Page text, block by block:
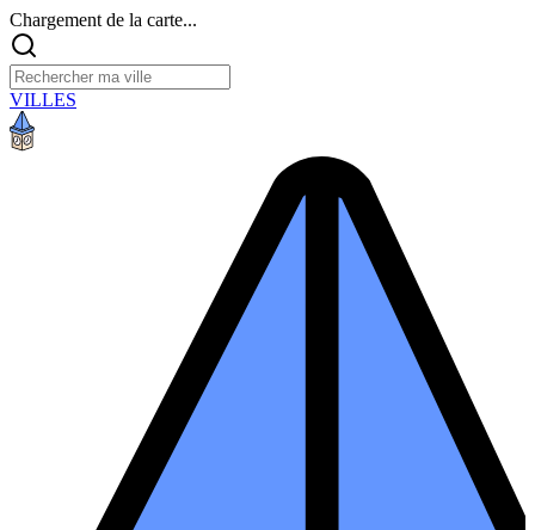
Chargement de la carte...
VILLES